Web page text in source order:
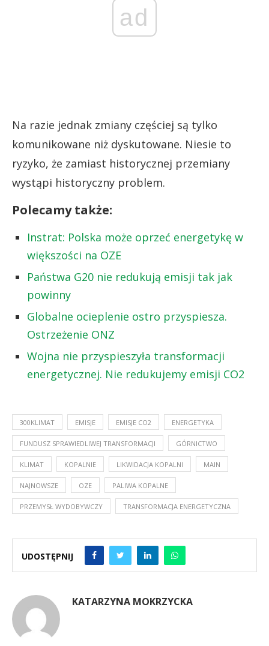
ad
Na razie jednak zmiany częściej są tylko
komunikowane niż dyskutowane. Niesie to
ryzyko, że zamiast historycznej przemiany
wystąpi historyczny problem.
Polecamy także:
Instrat: Polska może oprzeć energetykę w
większości na OZE
Państwa G20 nie redukują emisji tak jak
powinny
Globalne ocieplenie ostro przyspiesza.
Ostrzeżenie ONZ
Wojna nie przyspieszyła transformacji
energetycznej. Nie redukujemy emisji CO2
300KLIMAT EMISJE EMISJE CO2 ENERGETYKA
FUNDUSZ SPRAWIEDLIWEJ TRANSFORMACJI GÓRNICTWO
KLIMAT KOPALNIE LIKWIDACJA KOPALNI MAIN
NAJNOWSZE OZE PALIWA KOPALNE
PRZEMYSŁ WYDOBYWCZY TRANSFORMACJA ENERGETYCZNA
UDOSTĘPNIJ
KATARZYNA MOKRZYCKA